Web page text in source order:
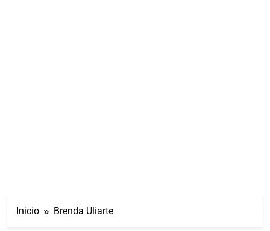
Inicio Brenda Uliarte